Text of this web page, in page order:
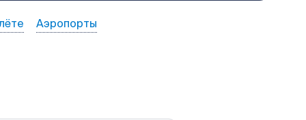
Аэропорты